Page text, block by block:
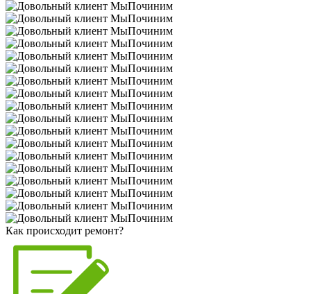
Как происходит ремонт?